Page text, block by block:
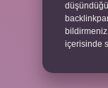
içerisinde